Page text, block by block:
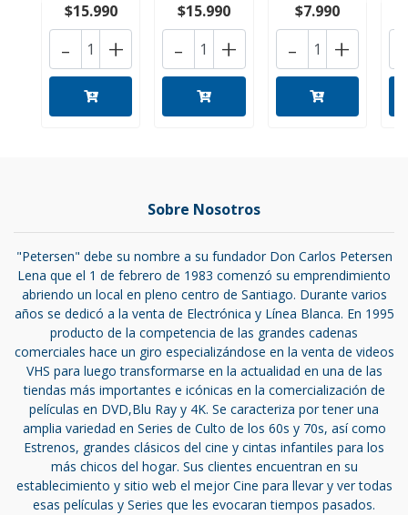
$15.990
+
-
$15.990
+
-
$7.990
+
-
Sobre Nosotros
"Petersen" debe su nombre a su fundador Don Carlos Petersen
Lena que el 1 de febrero de 1983 comenzó su emprendimiento
abriendo un local en pleno centro de Santiago. Durante varios
años se dedicó a la venta de Electrónica y Línea Blanca. En 1995
producto de la competencia de las grandes cadenas
comerciales hace un giro especializándose en la venta de videos
VHS para luego transformarse en la actualidad en una de las
tiendas más importantes e icónicas en la comercialización de
películas en DVD,Blu Ray y 4K. Se caracteriza por tener una
amplia variedad en Series de Culto de los 60s y 70s, así como
Estrenos, grandes clásicos del cine y cintas infantiles para los
más chicos del hogar. Sus clientes encuentran en su
establecimiento y sitio web el mejor Cine para llevar y ver todas
esas películas y Series que les evocaran tiempos pasados.